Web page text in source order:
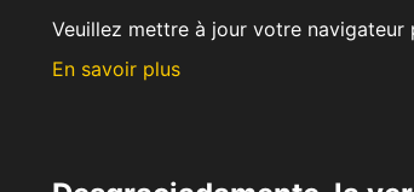
Veuillez mettre à jour votre
En savoir plus